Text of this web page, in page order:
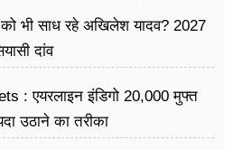
को भी साध रहे अखिलेश यादव? 2027
दांव
: एयरलाइन इंडिगो 20,000 मुफ्त
उठाने का तरीका